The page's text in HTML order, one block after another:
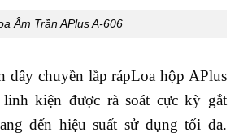
Âm Trần APlus A-606
dây chuyền lắp rápLoa hộp APlus
kiện được rà soát cực kỳ gắt
đến hiệu suất sử dụng tối đa.